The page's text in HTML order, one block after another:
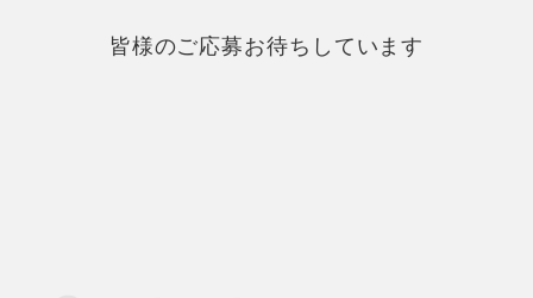
皆様のご応募お待ちしています